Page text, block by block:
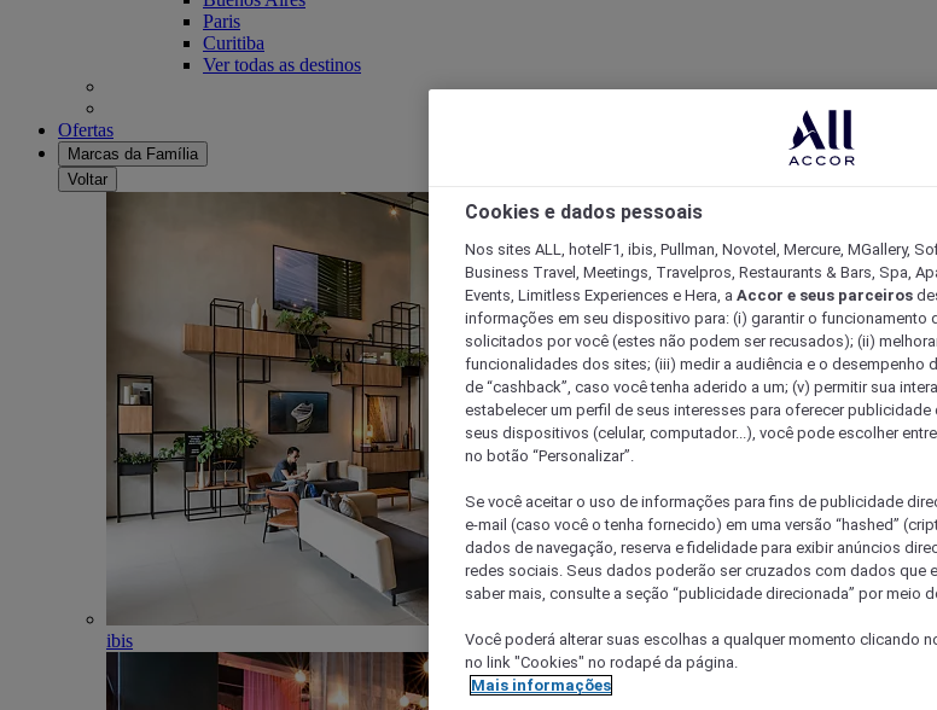
Paris
Curitiba
Ver todas as destinos
Ofertas
Marcas da Família
Voltar
ibis
Cookies e dados pessoais
Nos sites ALL, hotelF1, ibis, Pullman, Novotel, Mercure, MGallery,
Business Travel, Meetings, Travelpros, Restaurants & Bars, Spa,
Events, Limitless Experiences e Hera, a Accor e seus parceiros
informações em seu dispositivo para: (i) garantir o funcionamento
solicitados por você (estes não podem ser recusados); (ii)
funcionalidades dos sites; (iii) medir a audiência e o desempenho
de “cashback”, caso você tenha aderido a um; (v) permitir sua
estabelecer um perfil de seus interesses para oferecer publicidade
seus dispositivos (celular, computador...), você pode escolher
no botão “Personalizar”.
Se você aceitar o uso de informações para fins de publicidade
e-mail (caso você o tenha fornecido) em uma versão “hashed”
dados de navegação, reserva e fidelidade para exibir anúncios
redes sociais. Seus dados poderão ser cruzados com dados que
saber mais, consulte a seção “publicidade direcionada” por meio
Você poderá alterar suas escolhas a qualquer momento clicando
no link "Cookies" no rodapé da página.
Mais informações